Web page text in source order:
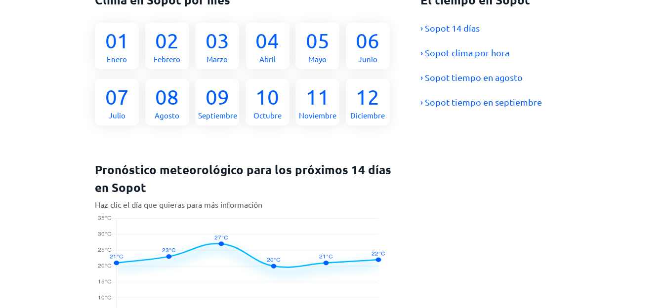
01
Enero
02
Febrero
03
Marzo
04
Abril
05
Mayo
06
Junio
07
Julio
08
Agosto
09
Septiembre
10
Octubre
11
Noviembre
12
Diciembre
› Sopot 14 días
› Sopot clima por hora
› Sopot tiempo en agosto
› Sopot tiempo en septiembre
Pronóstico meteorológico para los próximos 14 días
en Sopot
Haz clic el día que quieras para más información